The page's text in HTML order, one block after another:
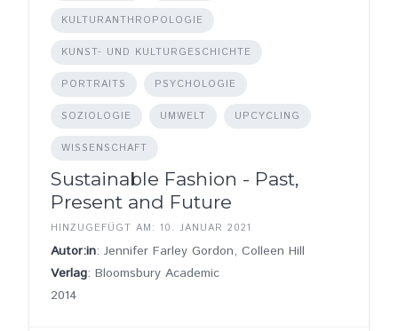
KULTURANTHROPOLOGIE
KUNST- UND KULTURGESCHICHTE
PORTRAITS PSYCHOLOGIE
SOZIOLOGIE UMWELT UPCYCLING
WISSENSCHAFT
Sustainable Fashion - Past,
Present and Future
HINZUGEFÜGT AM: 10. JANUAR 2021
Autor:in: Jennifer Farley Gordon, Colleen Hill
Verlag: Bloomsbury Academic
2014